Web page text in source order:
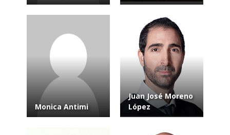
Monica Antimi
Juan José Moreno
López